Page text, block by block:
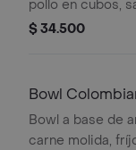
pollo en cubos,
papa, madurito y
$ 34.500
Bowl
Bowl a base de
carne molida,